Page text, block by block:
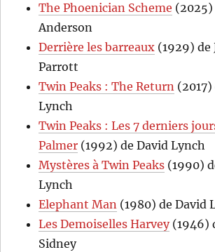
The Phoenician Scheme (2025)
Anderson
Derrière les barreaux (1929) de
Parrott
Twin Peaks : The Return
Lynch
Twin Peaks : Les 7 derniers
Palmer (1992) de David Lynch
Mystères à Twin Peaks (1990)
Lynch
Elephant Man (1980) de David
Les Demoiselles Harvey(1946)
Sidney